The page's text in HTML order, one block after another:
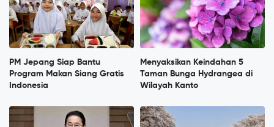
PM Jepang Siap Bantu
Program Makan Siang Gratis
Indonesia
Menyaksikan Keindahan 5
Taman Bunga Hydrangea di
Wilayah Kanto